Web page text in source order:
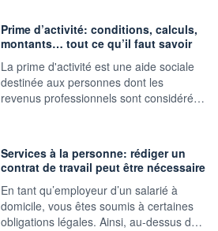
Prime d’activité: conditions, calculs,
montants… tout ce qu’il faut savoir
La prime d'activité est une aide sociale
destinée aux personnes dont les
revenus professionnels sont considéré…
Services à la personne: rédiger un
contrat de travail peut être nécessaire
En tant qu’employeur d’un salarié à
domicile, vous êtes soumis à certaines
obligations légales. Ainsi, au-dessus d…